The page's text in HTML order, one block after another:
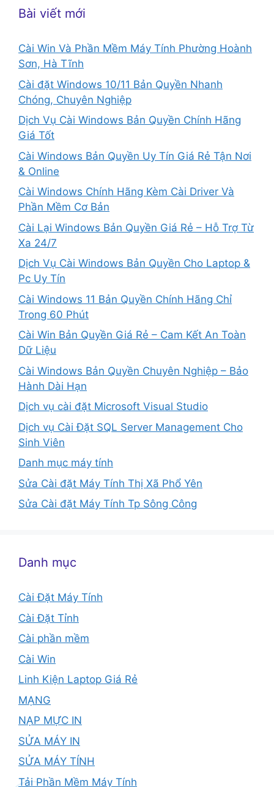
Bài viết mới
Cài Win Và Phần Mềm Máy Tính Phường Hoành
Sơn, Hà Tĩnh
Cài đặt Windows 10/11 Bản Quyền Nhanh
Chóng, Chuyên Nghiệp
Dịch Vụ Cài Windows Bản Quyền Chính Hãng
Giá Tốt
Cài Windows Bản Quyền Uy Tín Giá Rẻ Tận Nơi
& Online
Cài Windows Chính Hãng Kèm Cài Driver Và
Phần Mềm Cơ Bản
Cài Lại Windows Bản Quyền Giá Rẻ – Hỗ Trợ Từ
Xa 24/7
Dịch Vụ Cài Windows Bản Quyền Cho Laptop &
Pc Uy Tín
Cài Windows 11 Bản Quyền Chính Hãng Chỉ
Trong 60 Phút
Cài Win Bản Quyền Giá Rẻ – Cam Kết An Toàn
Dữ Liệu
Cài Windows Bản Quyền Chuyên Nghiệp – Bảo
Hành Dài Hạn
Dịch vụ cài đặt Microsoft Visual Studio
Dịch vụ Cài Đặt SQL Server Management Cho
Sinh Viên
Danh mục máy tính
Sửa Cài đặt Máy Tính Thị Xã Phổ Yên
Sửa Cài đặt Máy Tính Tp Sông Công
Danh mục
Cài Đặt Máy Tính
Cài Đặt Tỉnh
Cài phần mềm
Cài Win
Linh Kiện Laptop Giá Rẻ
MẠNG
NẠP MỰC IN
SỬA MÁY IN
SỬA MÁY TÍNH
Tải Phần Mềm Máy Tính